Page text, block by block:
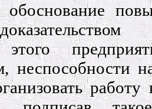
обоснование
этого
неспособности
работу